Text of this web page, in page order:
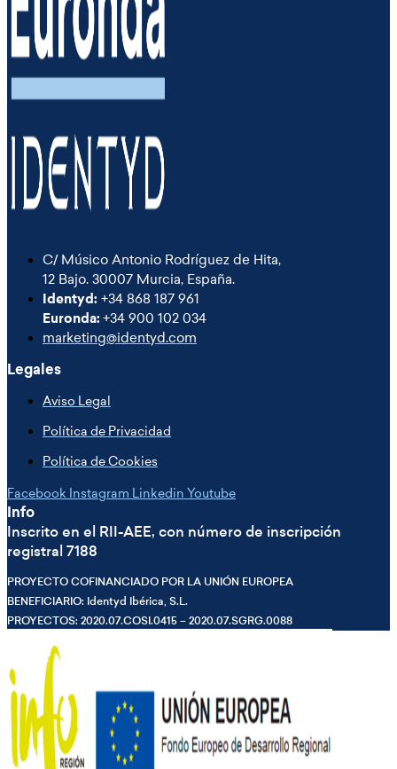
C/ Músico Antonio Rodríguez de Hita,
12 Bajo. 30007 Murcia, España.
Identyd: +34 868 187 961
Euronda: +34 900 102 034
marketing@identyd.com
Legales
Aviso Legal
Política de Privacidad
Política de Cookies
Facebook Instagram Linkedin Youtube
Info
Inscrito en el RII-AEE, con número de inscripción
registral 7188
PROYECTO COFINANCIADO POR LA UNIÓN EUROPEA
BENEFICIARIO: Identyd Ibérica, S.L.
PROYECTOS: 2020.07.COSI.0415 – 2020.07.SGRG.0088